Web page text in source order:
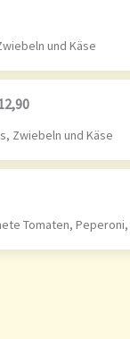
und Käse
Zwiebeln und Käse
Tomaten,